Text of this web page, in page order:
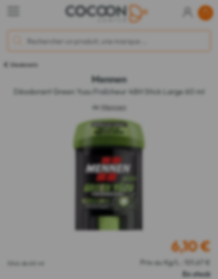
Déodorants
Mennen
Déodorant Green Yuzu Fraîcheur 48H Stick Large 60 ml
de Mennen
Stick de 60 ml
6,10€
Prix au Kg/L : 101,67 €
En stock